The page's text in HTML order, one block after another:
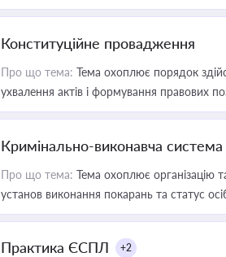
Конституційне провадження
Про що тема: Тема охоплює порядок
ухвалення актів і формування правових
Кримінально-виконавча система
Про що тема: Тема охоплює організацію
установ виконання покарань та статус
Практика ЄСПЛ +2